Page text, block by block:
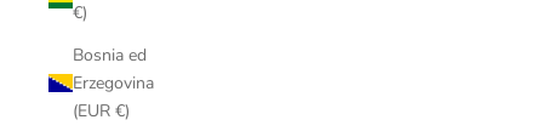
€)
Bosnia ed
Erzegovina
(EUR €)